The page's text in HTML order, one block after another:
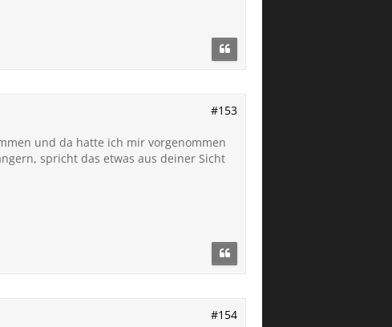
#153
und da hatte ich mir vorgenommen
spricht das etwas aus deiner Sicht
#154